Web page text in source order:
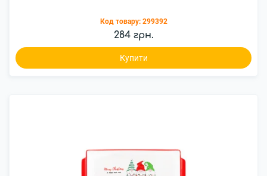
Код товару: 299392
284 грн.
Купити